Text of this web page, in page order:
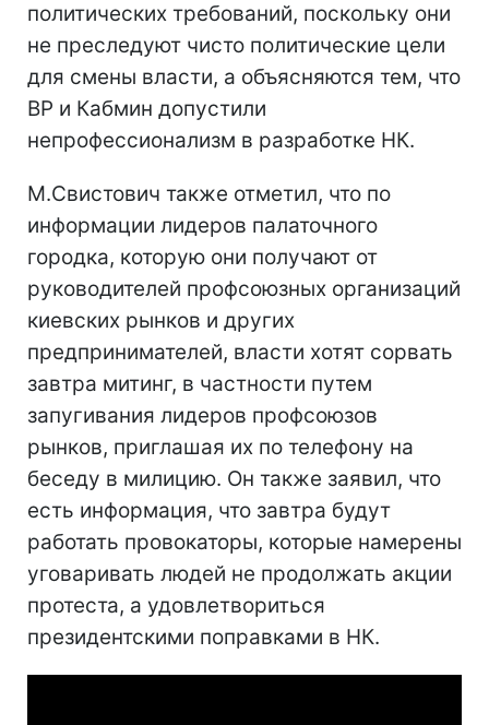
политических требований, поскольку они
не преследуют чисто политические цели
для смены власти, а объясняются тем, что
ВР и Кабмин допустили
непрофессионализм в разработке НК.
М.Свистович также отметил, что по
информации лидеров палаточного
городка, которую они получают от
руководителей профсоюзных организаций
киевских рынков и других
предпринимателей, власти хотят сорвать
завтра митинг, в частности путем
запугивания лидеров профсоюзов
рынков, приглашая их по телефону на
беседу в милицию. Он также заявил, что
есть информация, что завтра будут
работать провокаторы, которые намерены
уговаривать людей не продолжать акции
протеста, а удовлетвориться
президентскими поправками в НК.